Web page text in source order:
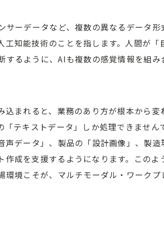
サーデータなど、複数の異なるデータ形
工知能技術のことを指します。人間が「
するように、AIも複数の感覚情報を組み
込まれると、業務のあり方が根本から変
テキストデータ」しか処理できません
声データ」、製品の「設計画像」、製造
成を支援するようになります。このよ
環境こそが、マルチモーダル・ワークプ